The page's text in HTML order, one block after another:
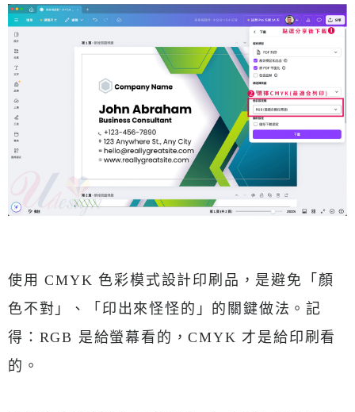
使用 CMYK 色彩模式設計印刷品，是避免「顏
色不對」、「印出來怪怪的」的關鍵做法。記
得：RGB 是給螢幕看的，CMYK 才是給印刷看
的。